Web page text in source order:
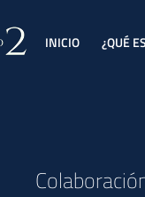
INICIO ¿QUÉ